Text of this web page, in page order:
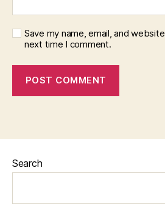
Save my name, email, and
next time I comment.
Search